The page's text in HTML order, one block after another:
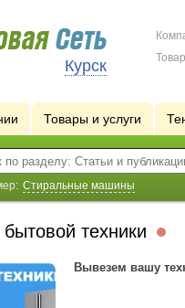
Курск
Товары и услуги
Стиральные машины
техники
Вывезем вашу